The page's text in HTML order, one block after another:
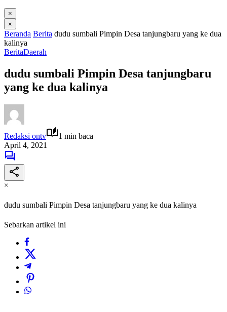
×
×
Beranda Berita dudu sumbali Pimpin Desa tanjungbaru yang ke dua
kalinya
BeritaDaerah
dudu sumbali Pimpin Desa tanjungbaru
yang ke dua kalinya
Redaksi ontv
1 min baca
April 4, 2021
×
dudu sumbali Pimpin Desa tanjungbaru yang ke dua kalinya
Sebarkan artikel ini